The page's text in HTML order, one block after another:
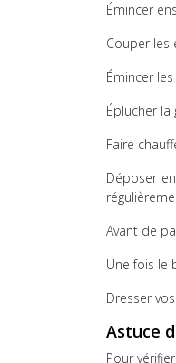
Émincer
Couper les
Émincer
Éplucher la
Faire
Déposer
Avant de
Une fois le
Dresser
Astuce
Pour